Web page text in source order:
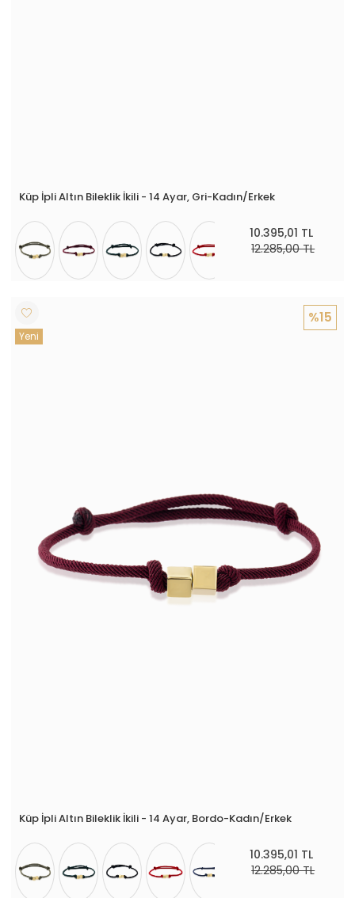
Küp İpli Altın Bileklik İkili - 14 Ayar, Gri-Kadın/Erkek
10.395,01 TL
12.285,00 TL
Küp İpli Altın Bileklik İkili - 14 Ayar, Bordo-Kadın/Erkek
10.395,01 TL
12.285,00 TL
%15
Yeni